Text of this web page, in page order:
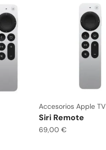
Accesorios Apple TV
Siri Remote
69,00 €